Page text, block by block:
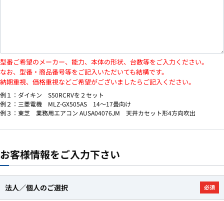
型番ご希望のメーカー、能力、本体の形状、台数等をご入力ください。
なお、型番・商品番号等をご記入いただいても結構です。
納期重視、価格重視などご希望がございましたらご記入ください。
例１：ダイキン S50RCRVを２セット
例２：三菱電機 MLZ-GX505AS 14～17畳向け
例３：東芝 業務用エアコン AUSA04076JM 天井カセット形4方向吹出
お客様情報をご入力下さい
法人／個人のご選択 必須